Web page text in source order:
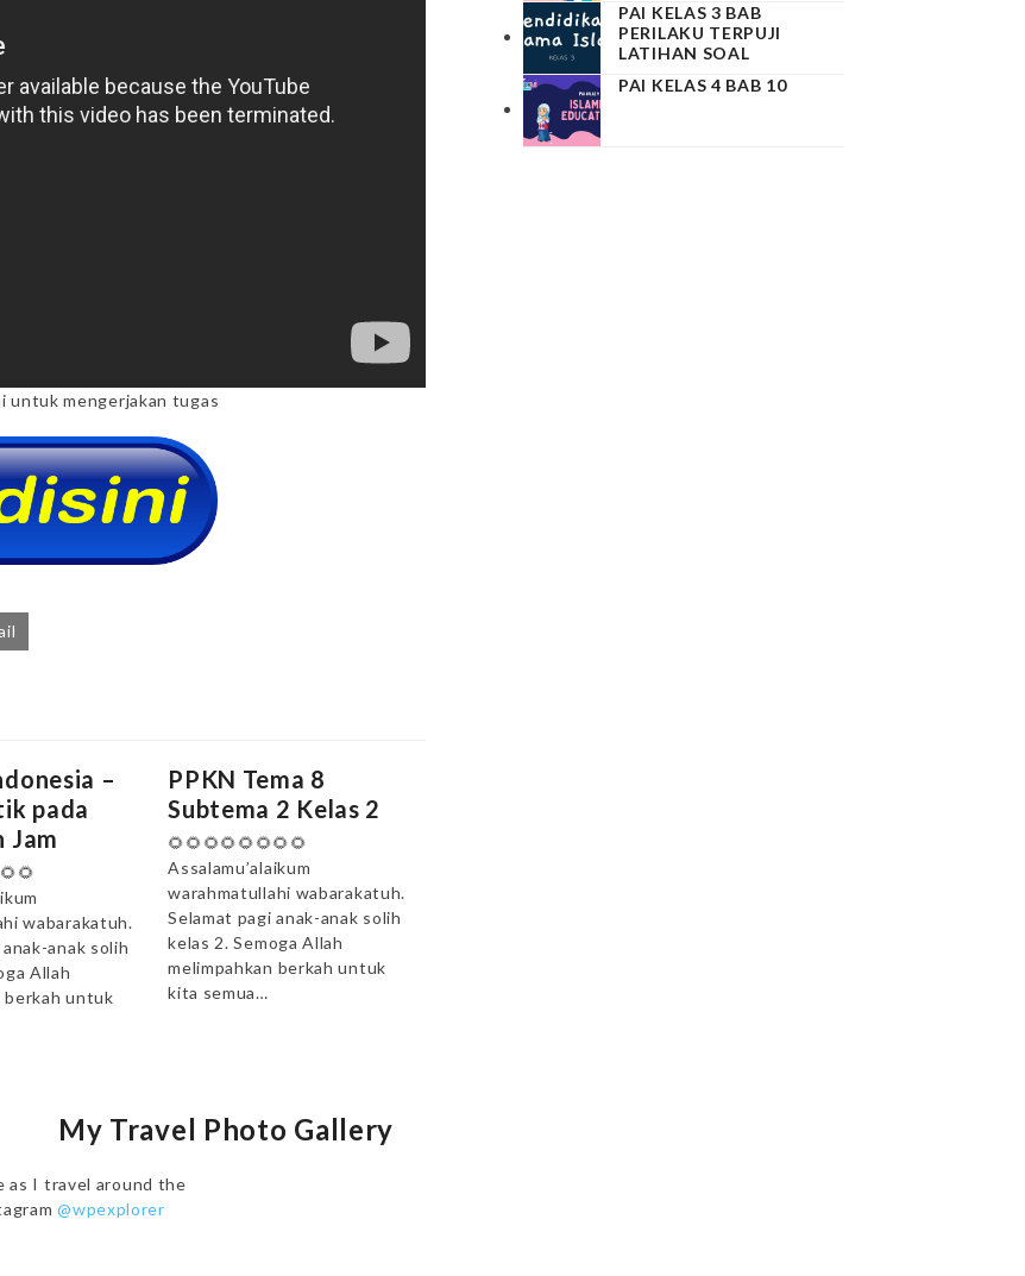
untuk mengerjakan tugas
–
pada
Jam
wabarakatuh.
anak solih
Allah
berkah untuk
PPKN Tema 8
Subtema 2 Kelas 2
🌻🌻🌻🌻🌻🌻🌻🌻
Assalamu’alaikum
warahmatullahi wabarakatuh.
Selamat pagi anak-anak solih
kelas 2. Semoga Allah
melimpahkan berkah untuk
kita semua…
PAI KELAS 3 BAB
PERILAKU TERPUJI
LATIHAN SOAL
PAI KELAS 4 BAB 10
My Travel Photo Gallery
as I travel around the
@wpexplorer